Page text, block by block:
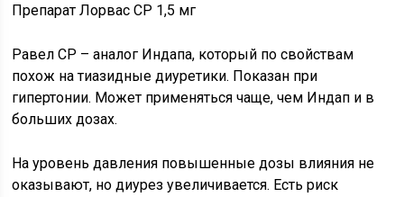
Препарат Лорвас СР 1,5 мг
Равел СР – аналог Индапа, который по свойствам
похож на тиазидные диуретики. Показан при
гипертонии. Может применяться чаще, чем Индап и в
больших дозах.
На уровень давления повышенные дозы влияния не
оказывают, но диурез увеличивается. Есть риск